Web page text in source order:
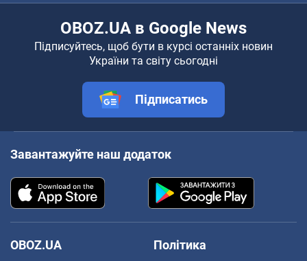
OBOZ.UA в Google News
Підписуйтесь, щоб бути в курсі останніх новин
України та світу сьогодні
Підписатись
Завантажуйте наш додаток
OBOZ.UA
Політика